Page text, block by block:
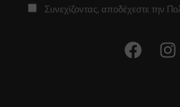
Συνεχίζοντας, αποδέχεστε την